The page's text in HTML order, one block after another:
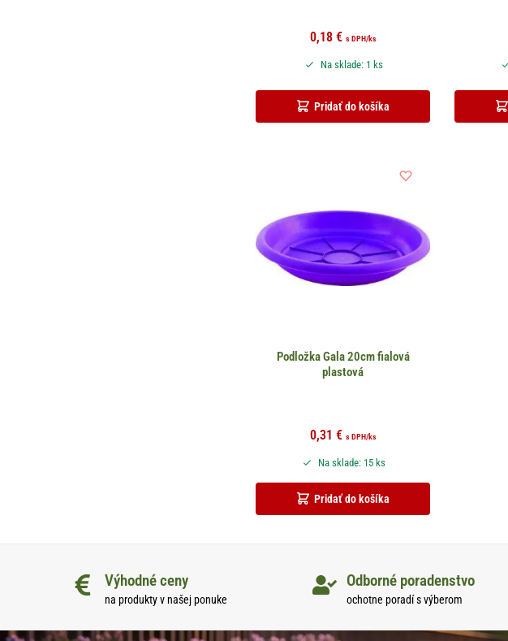
0,18 € s DPH/ks
Pridať do košíka
Na sklade: 1 ks
Podložka Gala 20cm fialová
plastová
0,31 € s DPH/ks
Pridať do košíka
Na sklade: 15 ks
Výhodné ceny
na produkty v našej ponuke
Odborné poradenstvo
ochotne poradí s výberom